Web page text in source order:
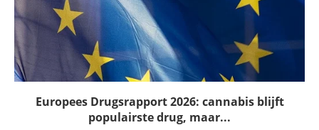
Europees Drugsrapport 2026: cannabis blijft
populairste drug, maar...